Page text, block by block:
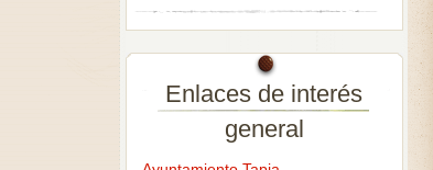
Enlaces de interés
general